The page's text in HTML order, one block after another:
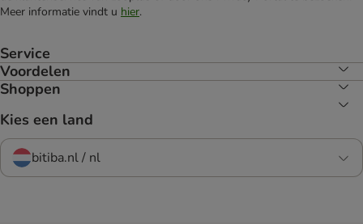
Meer informatie vindt u hier.
Service
Voordelen
Shoppen
Kies een land
bitiba.nl / nl